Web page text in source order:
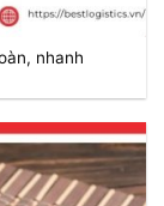
nhanh